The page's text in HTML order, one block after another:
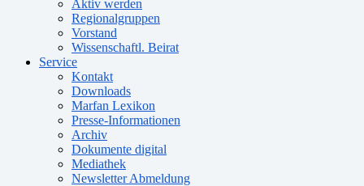
Aktiv werden
Regionalgruppen
Vorstand
Wissenschaftl. Beirat
Service
Kontakt
Downloads
Marfan Lexikon
Presse-Informationen
Archiv
Dokumente digital
Mediathek
Newsletter Abmeldung